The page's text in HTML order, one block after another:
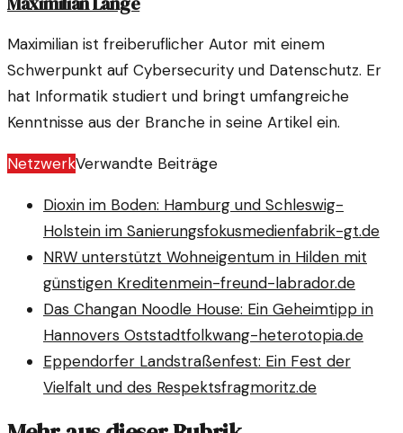
Maximilian ist freiberuflicher Autor mit einem
Schwerpunkt auf Cybersecurity und Datenschutz. Er
hat Informatik studiert und bringt umfangreiche
Kenntnisse aus der Branche in seine Artikel ein.
NetzwerkVerwandte Beiträge
Dioxin im Boden: Hamburg und Schleswig-
Holstein im Sanierungsfokusmedienfabrik-gt.de
NRW unterstützt Wohneigentum in Hilden mit
günstigen Kreditenmein-freund-labrador.de
Das Changan Noodle House: Ein Geheimtipp in
Hannovers Oststadtfolkwang-heterotopia.de
Eppendorfer Landstraßenfest: Ein Fest der
Vielfalt und des Respektsfragmoritz.de